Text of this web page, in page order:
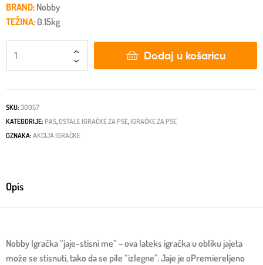
BRAND: Nobby
TEŽINA: 0.15kg
Dodaj u košaricu
SKU: 30057
KATEGORIJE: PAS,OSTALE IGRAČKE ZA PSE, IGRAČKE ZA PSE
OZNAKA: AKCIJA IGRAČKE
Opis
Nobby Igračka “jaje-stisni me” – ova lateks igračka u obliku jajeta
može se stisnuti, tako da se pile “izlegne”. Jaje je oPremiereljeno